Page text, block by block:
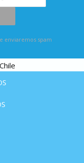
enviaremos spam